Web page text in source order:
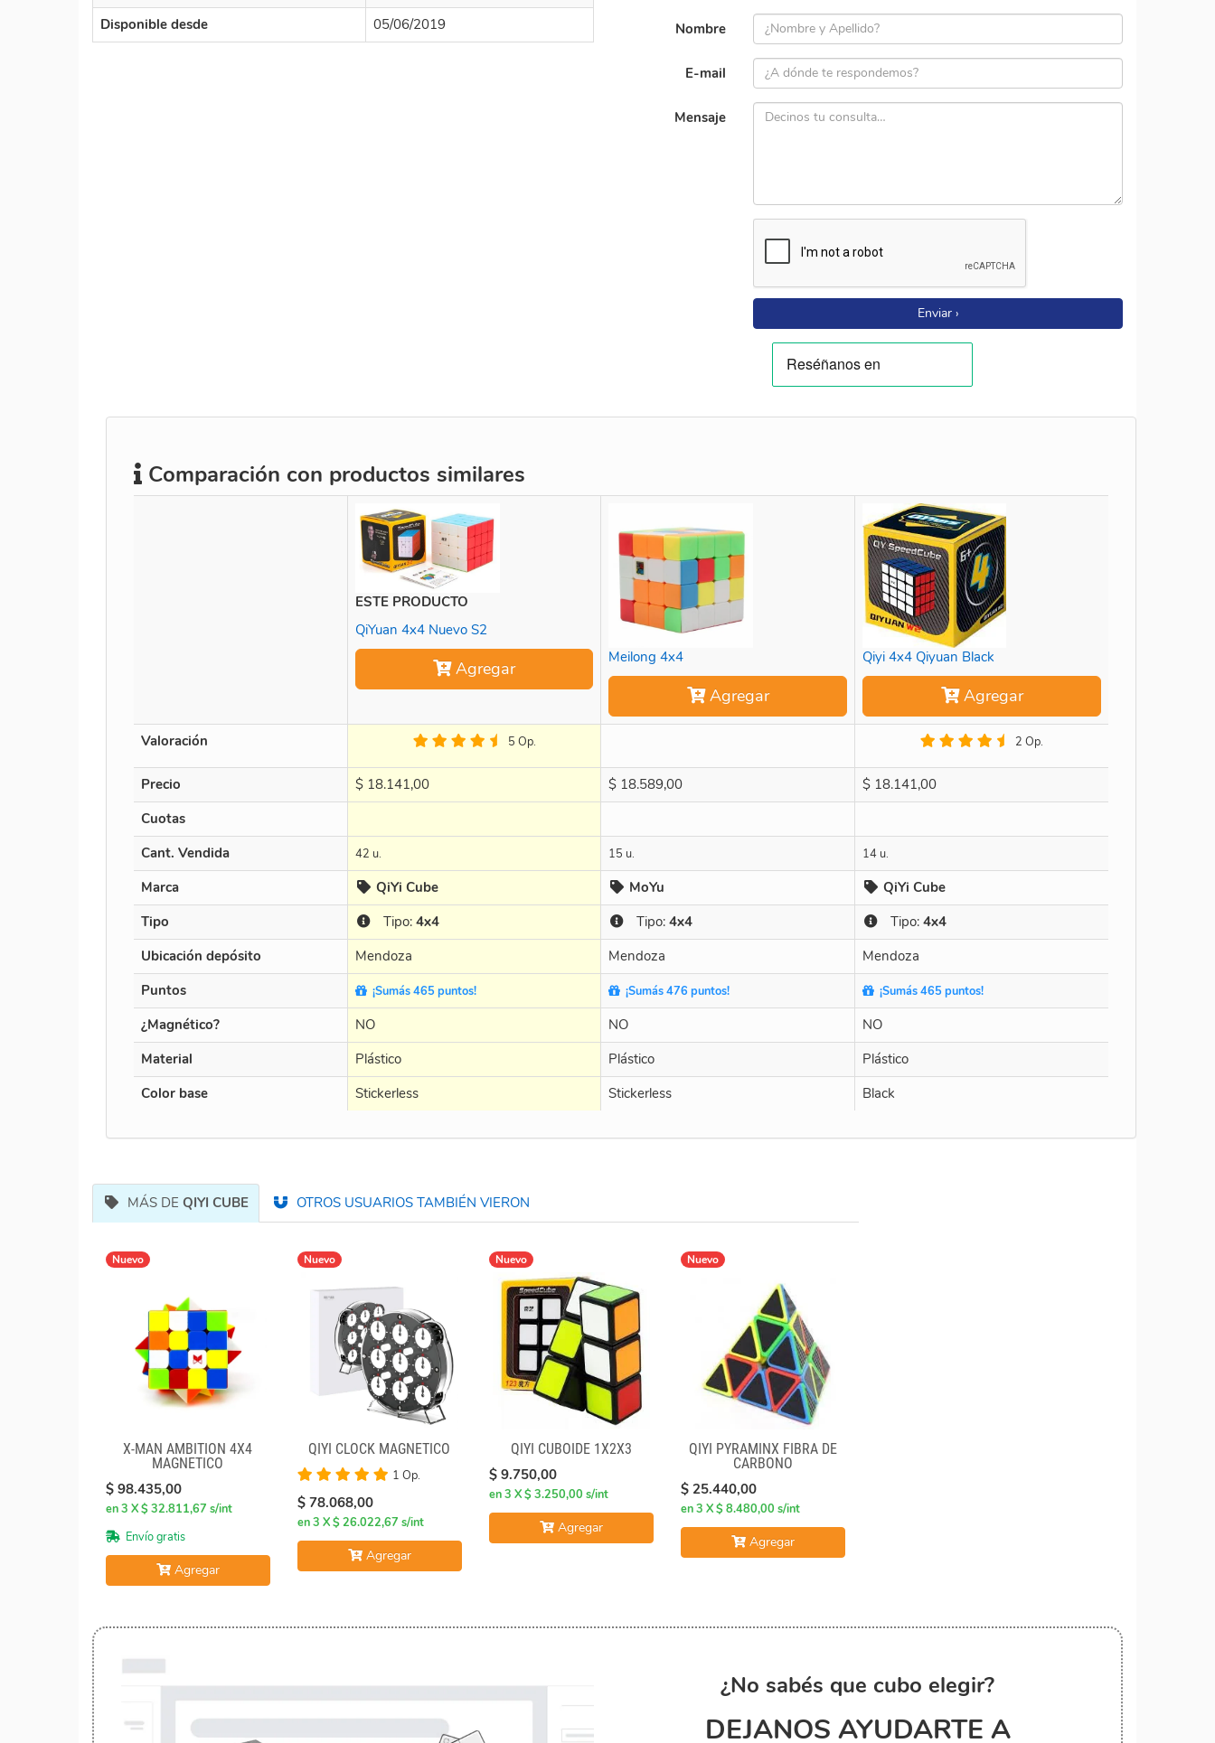
Disponible desde
05/06/2019 Nombre
E-mail
Mensaje
Enviar ›
Comparación con productos similares
ESTE PRODUCTO
QiYuan 4x4 Nuevo S2
Agregar
Meilong 4x4
Agregar
Qiyi 4x4 Qiyuan Black
Agregar
Valoración 5 Op. 2 Op.
Precio $ 18.141,00 $ 18.589,00 $ 18.141,00
Cuotas
Cant. Vendida
42 u. 15 u. 14 u.
Marca QiYi Cube MoYu
QiYi Cube
Tipo
Tipo: 4x4 Tipo: 4x4 Tipo: 4x4
Ubicación depósito
Mendoza Mendoza
Mendoza
Puntos
¡Sumás 465 puntos! ¡Sumás 476 puntos! ¡Sumás 465 puntos!
¿Magnético? NO NO
NO
Material
Plástico Plástico
Plástico
Color base
Stickerless Stickerless Black
MÁS DE QIYI CUBE OTROS USUARIOS TAMBIÉN VIERON
Nuevo
X-MAN AMBITION 4X4
MAGNETICO
$ 98.435,00
en 3 X $ 32.811,67 s/int
Envío gratis
Agregar
Nuevo
QIYI CLOCK MAGNÉTICO
1 Op.
$ 78.068,00
en 3 X $ 26.022,67 s/int
Agregar
Nuevo
QIYI CUBOIDE 1X2X3
$ 9.750,00
en 3 X $ 3.250,00 s/int
Agregar
Nuevo
QIYI PYRAMINX FIBRA DE
CARBONO
$ 25.440,00
en 3 X $ 8.480,00 s/int
Agregar
¿No sabés que cubo elegir?
DEJANOS AYUDARTE A